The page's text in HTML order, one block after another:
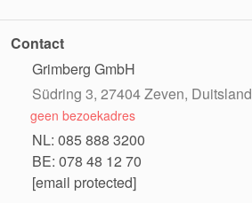
Contact
Grimberg GmbH
Südring 3, 27404 Zeven, Duitsland
geen bezoekadres
NL: 085 888 3200
BE: 078 48 12 70
[email protected]